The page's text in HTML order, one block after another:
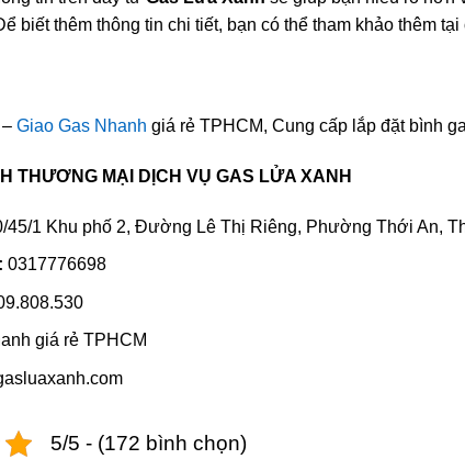
biết thêm thông tin chi tiết, bạn có thể tham khảo thêm tại
–Giao Gas Nhanh giá rẻ TPHCM, Cung cấp lắp đặt bình
THƯƠNG MẠI DỊCH VỤ GAS LỬA XANH
45/1 Khu phố 2, Đường Lê Thị Riêng, Phường Thới An,
0317776698
giá rẻ TPHCM
5/5 - (172 bình chọn)